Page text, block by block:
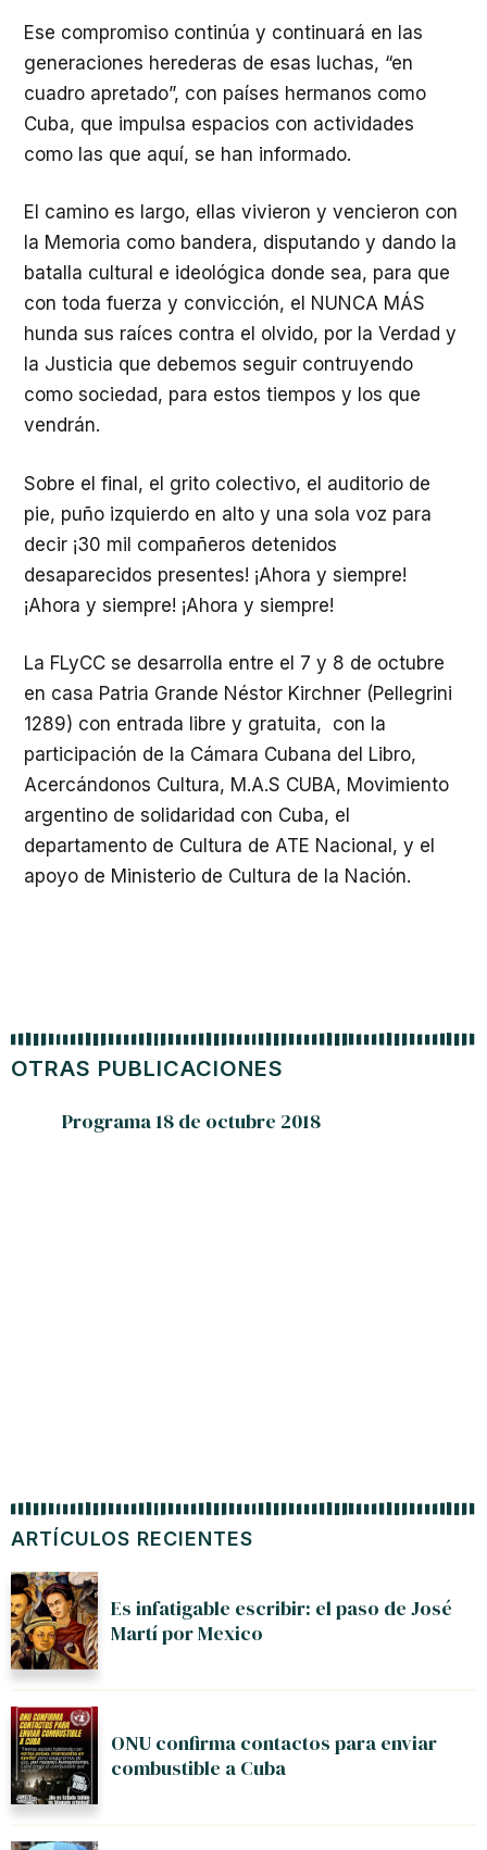
Ese compromiso continúa y continuará en las
generaciones herederas de esas luchas, “en
cuadro apretado”, con países hermanos como
Cuba, que impulsa espacios con actividades
como las que aquí, se han informado.
El camino es largo, ellas vivieron y vencieron con
la Memoria como bandera, disputando y dando la
batalla cultural e ideológica donde sea, para que
con toda fuerza y convicción, el NUNCA MÁS
hunda sus raíces contra el olvido, por la Verdad y
la Justicia que debemos seguir contruyendo
como sociedad, para estos tiempos y los que
vendrán.
Sobre el final, el grito colectivo, el auditorio de
pie, puño izquierdo en alto y una sola voz para
decir ¡30 mil compañeros detenidos
desaparecidos presentes! ¡Ahora y siempre!
¡Ahora y siempre! ¡Ahora y siempre!
La FLyCC se desarrolla entre el 7 y 8 de octubre
en casa Patria Grande Néstor Kirchner (Pellegrini
1289) con entrada libre y gratuita, con la
participación de la Cámara Cubana del Libro,
Acercándonos Cultura, M.A.S CUBA, Movimiento
argentino de solidaridad con Cuba, el
departamento de Cultura de ATE Nacional, y el
apoyo de Ministerio de Cultura de la Nación.
ARTÍCULOS RECIENTES
Es infatigable escribir: el paso de José
Martí por Mexico
ONU confirma contactos para enviar
combustible a Cuba
OTRAS PUBLICACIONES
Programa 18 de octubre 2018